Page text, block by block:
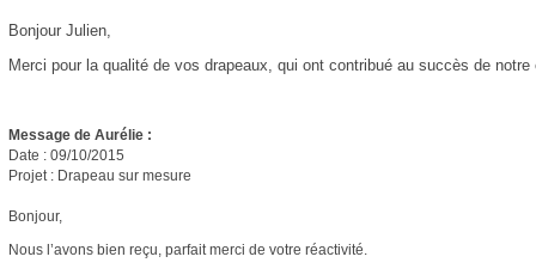
Bonjour Julien,
Merci pour la qualité de vos drapeaux, qui ont contribué au succès de
Message de Aurélie :
Date : 09/10/2015
Projet : Drapeau sur mesure
Bonjour,
Nous l’avons bien reçu, parfait merci de votre réactivité.